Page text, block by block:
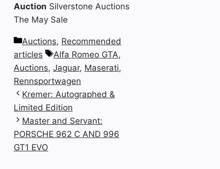
Auction Silverstone Auctions
The May Sale
Categories
Auctions, Recommended
articles
Tags
Alfa Romeo GTA,
Auctions, Jaguar, Maserati,
Rennsportwagen
Kremer: Autographed &
Limited Edition
Master and Servant:
PORSCHE 962 C AND 996
GT1 EVO